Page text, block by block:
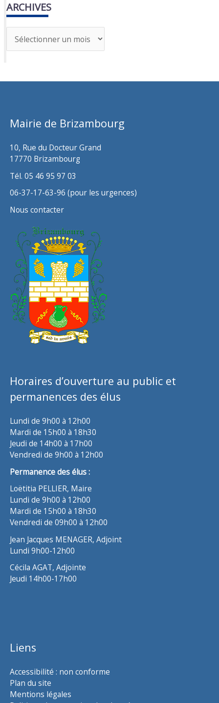
ARCHIVES
r
h
Mairie de Brizambourg
10, Rue du Docteur Grand
17770 Brizambourg
Tél. 05 46 95 97 03
06-37-17-63-96 (pour les urgences)
Nous contacter
Horaires d’ouverture au public et
permanences des élus
Lundi de 9h00 à 12h00
Mardi de 15h00 à 18h30
Jeudi de 14h00 à 17h00
Vendredi de 9h00 à 12h00
Permanence des élus :
Loëtitia PELLIER, Maire
Lundi de 9h00 à 12h00
Mardi de 15h00 à 18h30
Vendredi de 09h00 à 12h00
Jean Jacques MENAGER, Adjoint
Lundi 9h00-12h00
Cécila AGAT, Adjointe
Jeudi 14h00-17h00
Liens
Accessibilité : non conforme
Plan du site
Mentions légales